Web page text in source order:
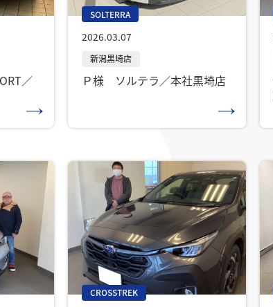
／
SOLTERRA
2026.03.07
新潟黒埼店
Ｐ様 ソルテラ／本社黒埼店
CROSSTREK